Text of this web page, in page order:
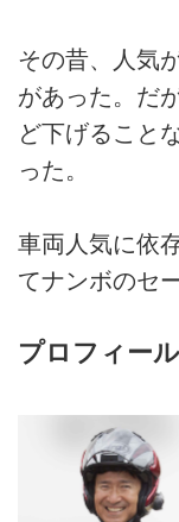
その昔、人気
があった。だ
ど下げること
った。
車両人気に依
てナンボのセ
プロフィール